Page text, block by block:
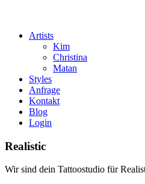
Artists
Kim
Christina
Matan
Styles
Anfrage
Kontakt
Blog
Login
Realistic
Wir sind dein Tattoostudio für